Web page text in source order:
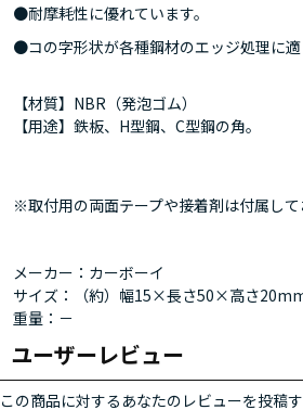
●耐摩耗性に優れています。
●コの字形状が各種鋼材のエッジ処理に適
【材質】NBR（発泡ゴム）
【用途】鉄板、H型鋼、C型鋼の角。
※取付用の両面テープや接着剤は付属して
メーカー：カーボーイ
サイズ：（約）幅15×長さ50×高さ
重量：－
ユーザーレビュー
この商品に対するあなたのレビューを投稿す